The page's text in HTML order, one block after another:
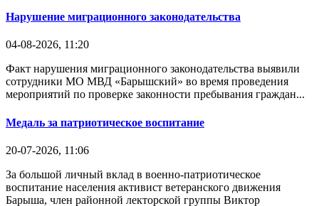
Нарушение миграционного законодательства
04-08-2026, 11:20
Факт нарушения миграционного законодательства выявили
сотрудники МО МВД «Барышский» во время проведения
мероприятий по проверке законности пребывания граждан...
Медаль за патриотическое воспитание
20-07-2026, 11:06
За большой личный вклад в военно-патриотическое
воспитание населения активист ветеранского движения
Барыша, член районной лекторской группы Виктор